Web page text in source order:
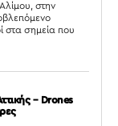
στην
στα σημεία που
– Drones